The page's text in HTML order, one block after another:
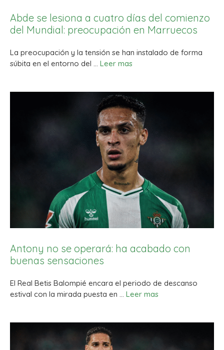
Abde se lesiona a cuatro días del comienzo
del Mundial: preocupación en Marruecos
La preocupación y la tensión se han instalado de forma
súbita en el entorno del … Leer mas
Antony no se operará: ha acabado con
buenas sensaciones
El Real Betis Balompié encara el periodo de descanso
estival con la mirada puesta en … Leer mas